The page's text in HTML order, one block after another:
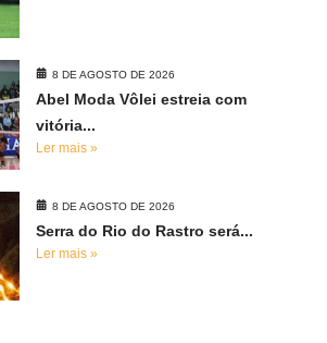
8 DE AGOSTO DE 2026
Abel Moda Vôlei estreia com
vitória...
Ler mais »
8 DE AGOSTO DE 2026
Serra do Rio do Rastro será...
Ler mais »